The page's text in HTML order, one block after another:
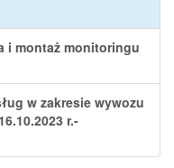
i montaż monitoringu
w zakresie wywozu
r.-